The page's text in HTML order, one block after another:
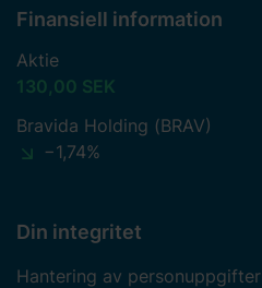
L
Landskrona
Lidköping
Ljungby
Luleå
Finansiell information
Aktie
130,00 SEK
Bravida Holding (BRAV)
−1,74%
Din integritet
Hantering av personuppgifter